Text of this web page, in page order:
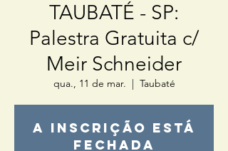
TAUBATÉ - SP:
Palestra Gratuita c/
Meir Schneider
qua., 11 de mar.
  |
Taubaté
A inscrição está
fechada